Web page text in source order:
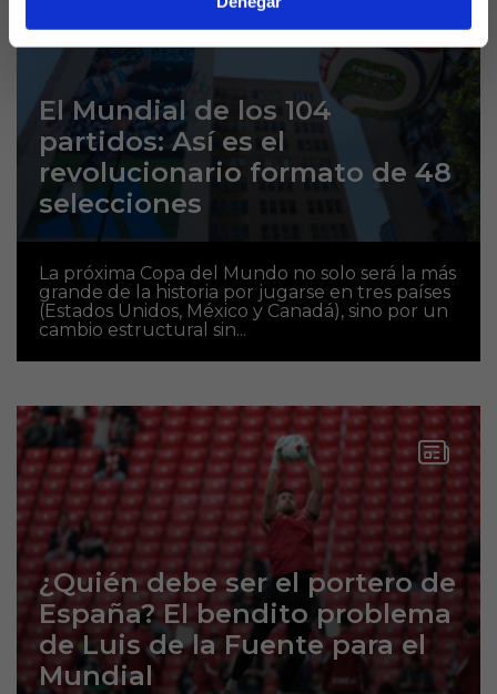
El Mundial de los 104
partidos: Así es el
revolucionario formato de 48
selecciones
La próxima Copa del Mundo no solo será la más
grande de la historia por jugarse en tres países
(Estados Unidos, México y Canadá), sino por un
cambio estructural sin...
¿Quién debe ser el portero de
España? El bendito problema
de Luis de la Fuente para el
Mundial